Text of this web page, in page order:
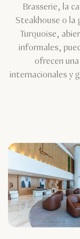
Brasserie, la
Steakhouse o
Turquoise,
informales,
ofrecen
internacionales y